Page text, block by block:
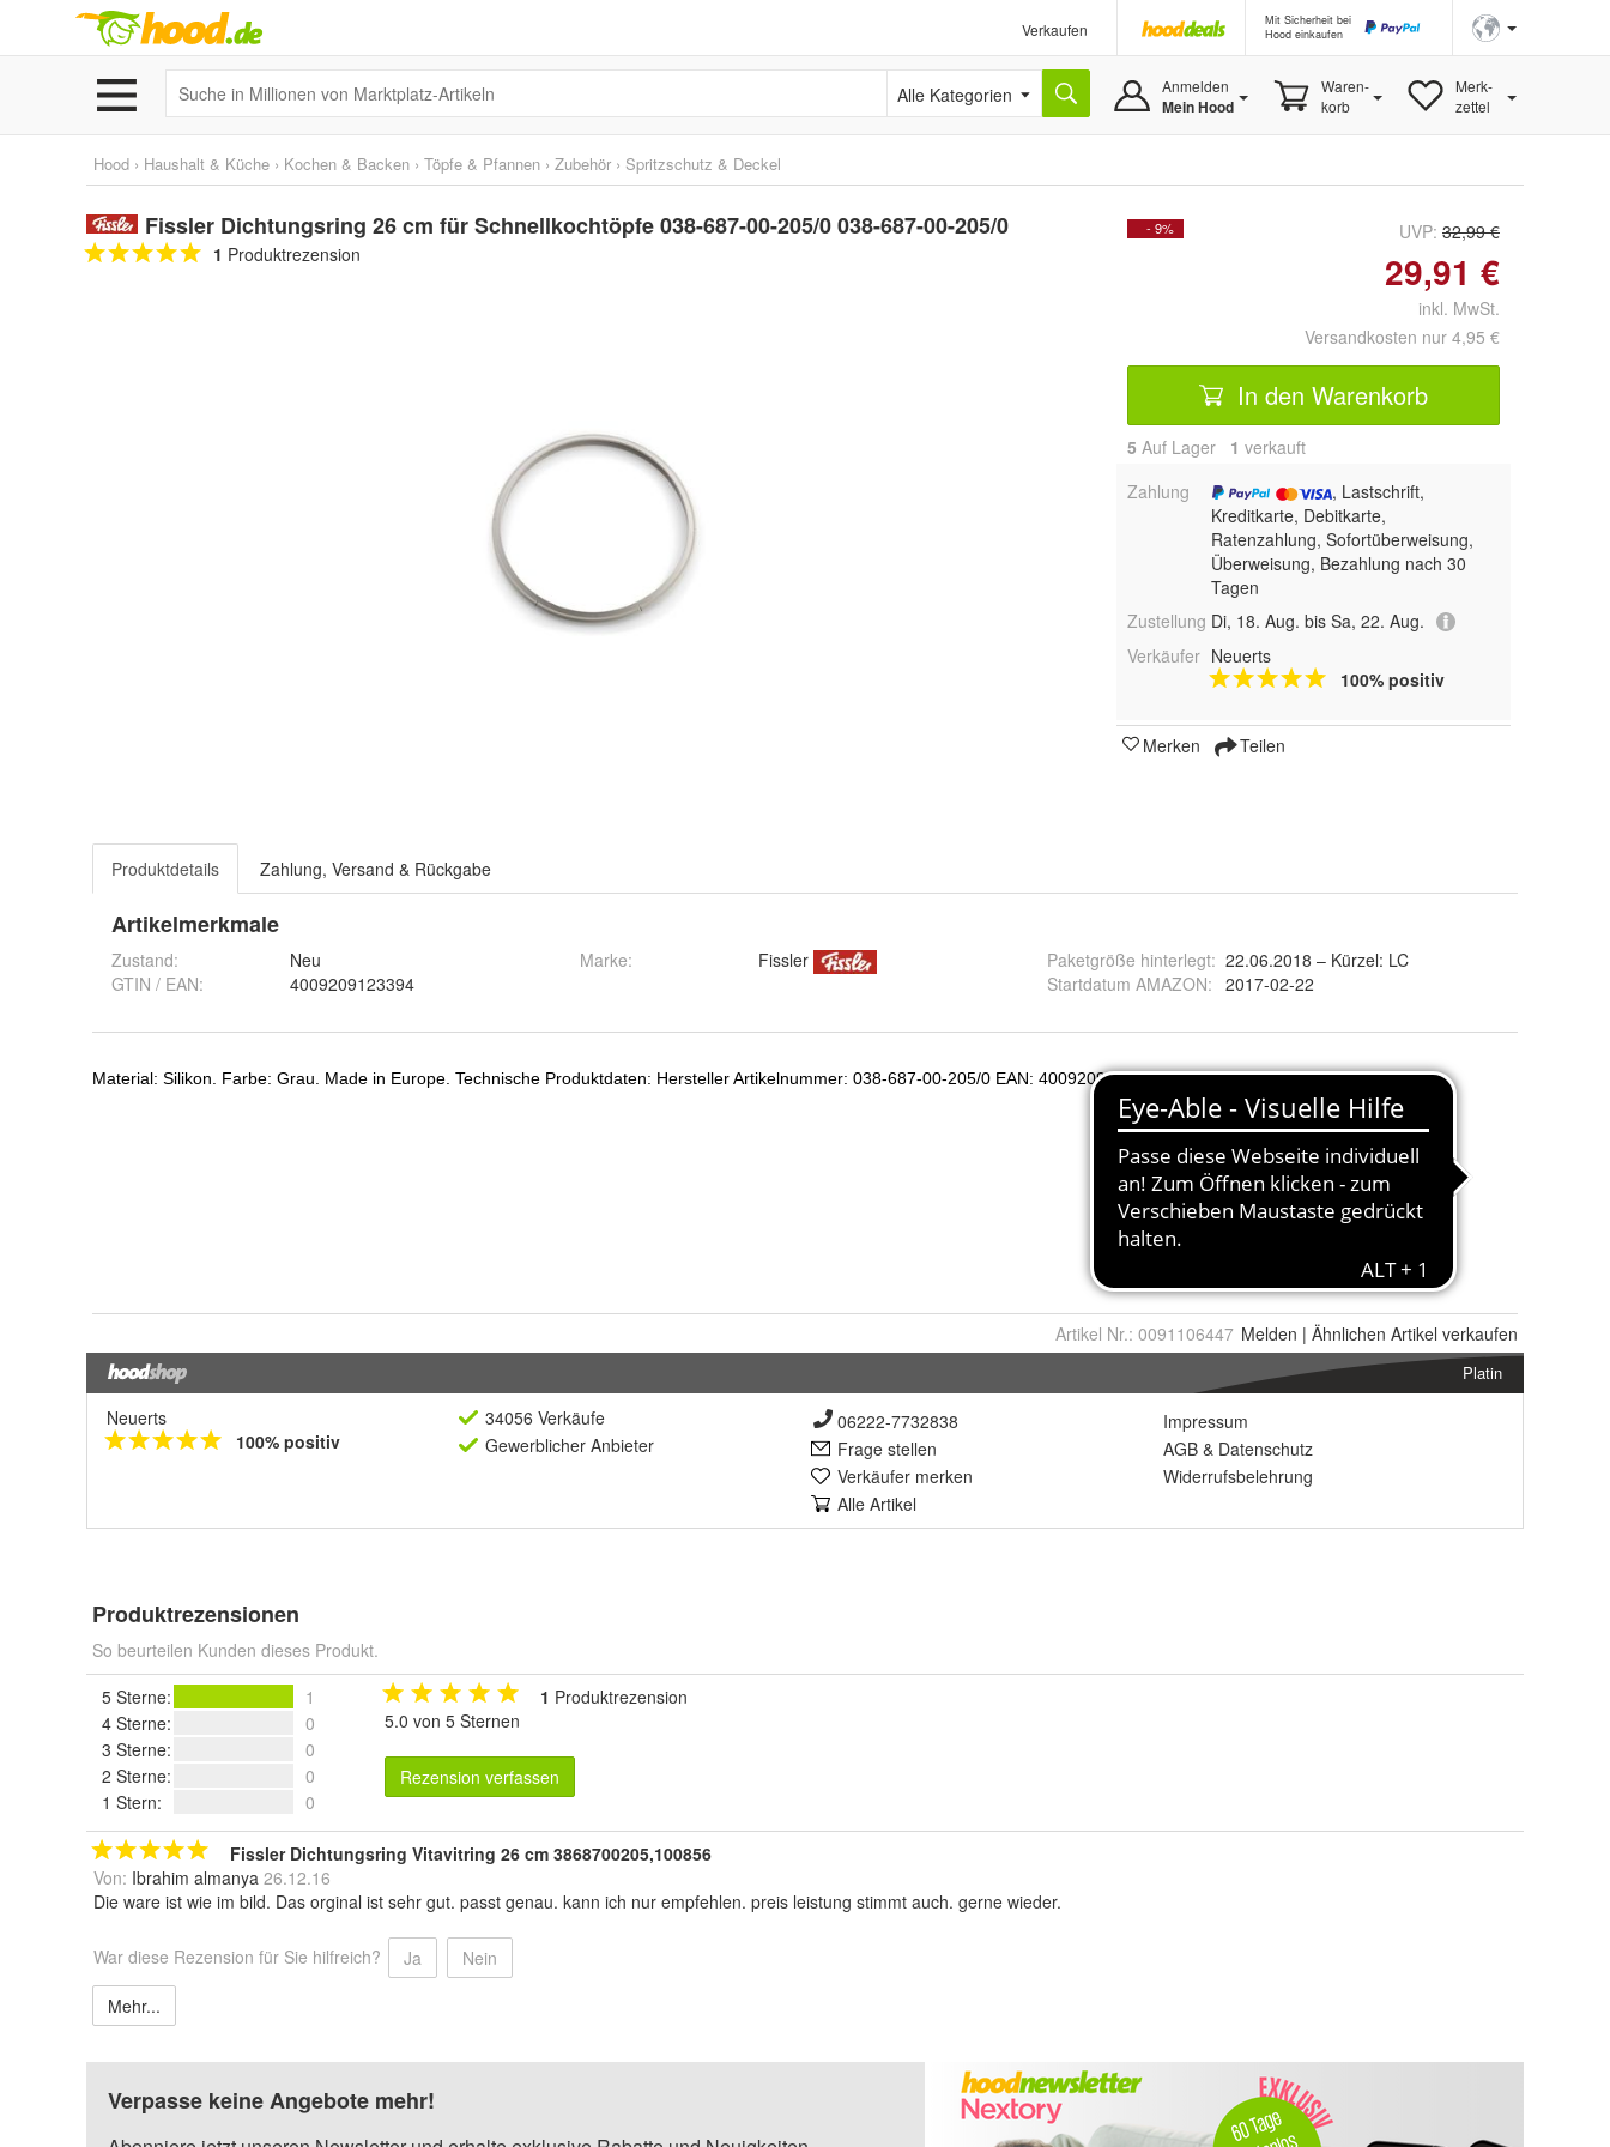
Verkaufen
Mit Sicherheit bei
Hood einkaufen
Alle Kategorien Anmelden
Mein Hood
Waren-
korb
Merk-
zettel
Hood › Haushalt & Küche › Kochen & Backen › Töpfe & Pfannen › Zubehör › Spritzschutz & Deckel
Fissler Dichtungsring 26 cm für Schnellkochtöpfe 038-687-00-205/0 038-687-00-205/0
1 Produktrezension
- 9% UVP: 32,99 €
29,91 €
inkl. MwSt.
Versandkosten nur 4,95 €
In den Warenkorb
5 Auf Lager 1 verkauft
Zahlung
, Lastschrift,
Kreditkarte, Debitkarte,
Ratenzahlung, Sofortüberweisung,
Überweisung, Bezahlung nach 30
Tagen
Zustellung Di, 18. Aug. bis Sa, 22. Aug.
Verkäufer Neuerts
100% positiv
Merken Teilen
Produktdetails Zahlung, Versand & Rückgabe
Artikelmerkmale
Zustand:
Neu
GTIN / EAN:
4009209123394
Marke: Fissler Paketgröße hinterlegt: 22.06.2018 – Kürzel: LC
Startdatum AMAZON: 2017-02-22
Artikel Nr.: 0091106447 Melden | Ähnlichen Artikel verkaufen
Platin
Neuerts
100% positiv
34056 Verkäufe
Gewerblicher Anbieter
06222-7732838
Frage stellen
Verkäufer merken
Alle Artikel
Impressum
AGB & Datenschutz
Widerrufsbelehrung
Produktrezensionen
So beurteilen Kunden dieses Produkt.
5 Sterne:
1
4 Sterne:
0
3 Sterne:
0
2 Sterne:
0
1 Stern: 0
1 Produktrezension
5.0 von 5 Sternen
Rezension verfassen
Fissler Dichtungsring Vitavitring 26 cm 3868700205,100856
Von: Ibrahim almanya 26.12.16
Die ware ist wie im bild. Das orginal ist sehr gut. passt genau. kann ich nur empfehlen. preis leistung stimmt auch. gerne wieder.
War diese Rezension für Sie hilfreich? Ja
Nein
Mehr...
Verpasse keine Angebote mehr!